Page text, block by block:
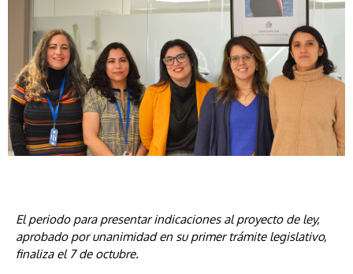
El periodo para presentar indicaciones al proyecto de ley,
aprobado por unanimidad en su primer trámite legislativo,
finaliza el 7 de octubre.